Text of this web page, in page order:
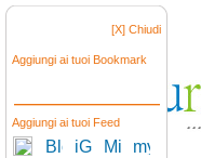
[X] Chiudi
Aggiungi ai tuoi Bookmark
Aggiungi ai tuoi Feed